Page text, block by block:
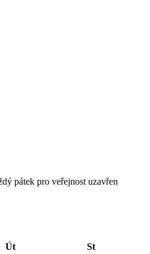
pátek pro veřejnost uzavřen
Út
St